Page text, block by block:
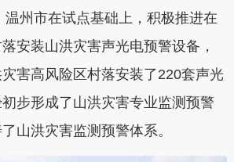
州市在试点基础上，积极推进在
安装山洪灾害声光电预警设备，
害高风险区村落安装了220套声光
步形成了山洪灾害专业监测预警
山洪灾害监测预警体系。